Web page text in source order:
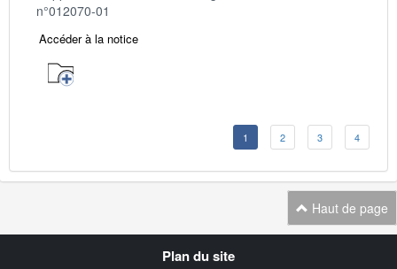
n°012070-01
Accéder à la notice
1 2 3 4
Haut de page
Plan du site